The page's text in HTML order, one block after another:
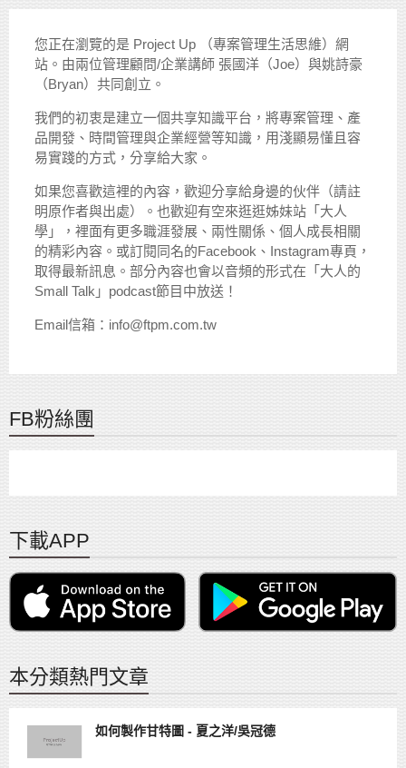
您正在瀏覽的是 Project Up （專案管理生活思維）網
站。由兩位管理顧問/企業講師 張國洋（Joe）與姚詩豪
（Bryan）共同創立。
我們的初衷是建立一個共享知識平台，將專案管理、產
品開發、時間管理與企業經營等知識，用淺顯易懂且容
易實踐的方式，分享給大家。
如果您喜歡這裡的內容，歡迎分享給身邊的伙伴（請註
明原作者與出處）。也歡迎有空來逛逛姊妹站「大人
學」，裡面有更多職涯發展、兩性關係、個人成長相關
的精彩內容。或訂閱同名的Facebook、Instagram專頁，
取得最新訊息。部分內容也會以音頻的形式在「大人的
Small Talk」podcast節目中放送！
Email信箱：info@ftpm.com.tw
FB粉絲團
下載APP
本分類熱門文章
如何製作甘特圖 - 夏之洋/吳冠德